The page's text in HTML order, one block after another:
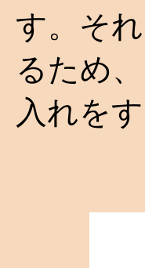
す。そ
るため
入れを